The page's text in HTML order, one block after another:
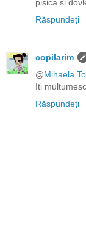
pisica si
Răspundeți
copilarim
@Mihaela
Iti
Răspundeți